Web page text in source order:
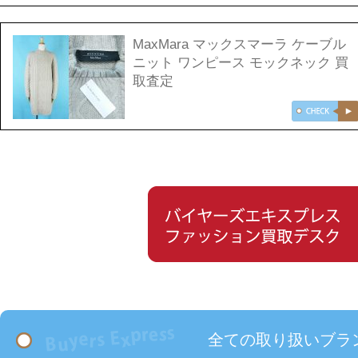
MaxMara マックスマーラ ケーブル
ニット ワンピース モックネック 買
取査定
全ての取り扱いブラ